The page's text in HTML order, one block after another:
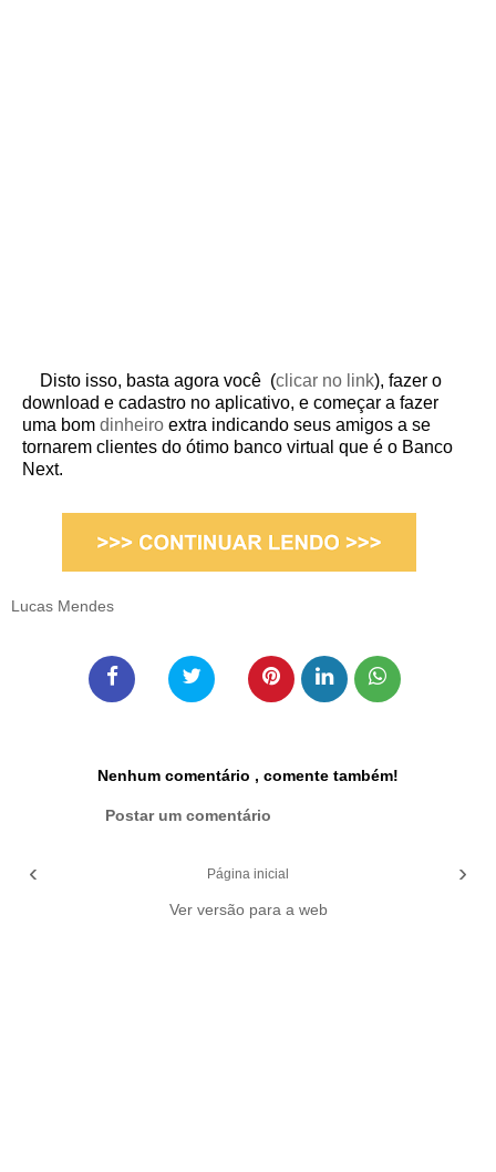
Disto isso, basta agora você (clicar no link), fazer o
download e cadastro no aplicativo, e começar a fazer
uma bom dinheiro extra indicando seus amigos a se
tornarem clientes do ótimo banco virtual que é o Banco
Next.
Lucas Mendes
Nenhum comentário , comente também!
Postar um comentário
‹ ›
Página inicial
Ver versão para a web